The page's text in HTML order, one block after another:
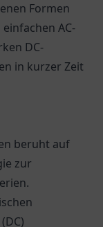
Formen
AC-
DC-
in kurzer Zeit
beruht auf
zur